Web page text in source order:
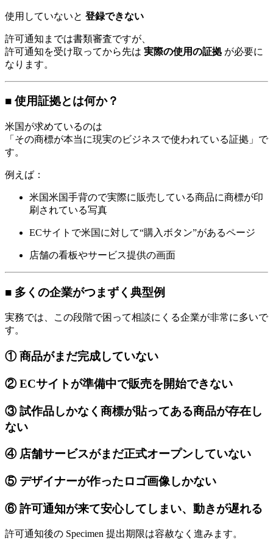
使用していないと 登録できない
許可通知までは書類審査ですが、
許可通知を受け取ってから先は 実際の使用の証拠 が必要に
なります。
■ 使用証拠とは何か？
米国が求めているのは
「その商標が本当に現実のビジネスで使われている証拠」で
す。
例えば：
米国米国手背ので実際に販売している商品に商標が印
刷されている写真
ECサイトで米国に対して“購入ボタン”があるページ
店舗の看板やサービス提供の画面
■ 多くの企業がつまずく典型例
実務では、この段階で困って相談にくる企業が非常に多いで
す。
① 商品がまだ完成していない
② ECサイトが準備中で販売を開始できない
③ 試作品しかなく商標が貼ってある商品が存在し
ない
④ 店舗サービスがまだ正式オープンしていない
⑤ デザイナーが作ったロゴ画像しかない
⑥ 許可通知が来て安心してしまい、動きが遅れる
許可通知後の Specimen 提出期限は容赦なく進みます。